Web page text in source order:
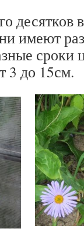
десятков
имеют
сроки
3 до 15см.